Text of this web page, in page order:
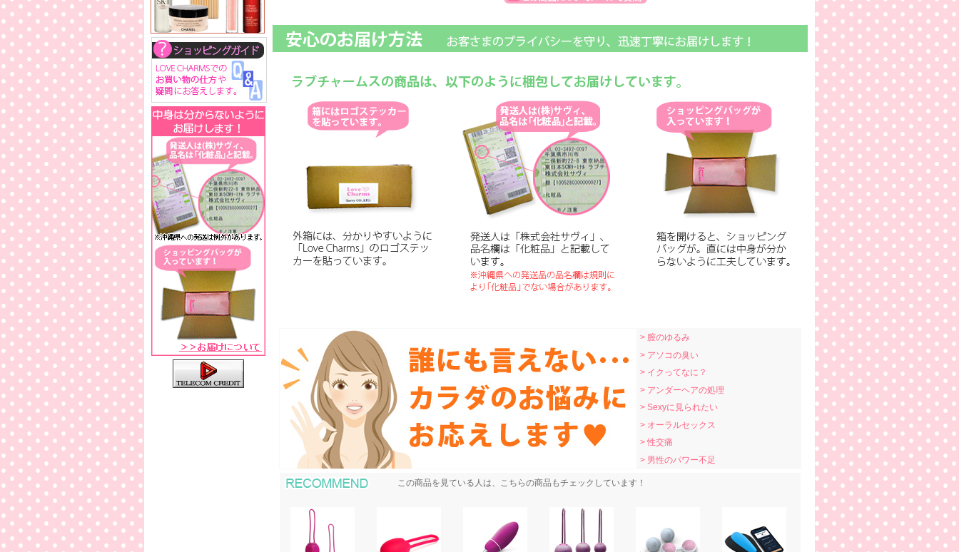
> 膣のゆるみ
> アソコの臭い
> イクってなに？
> アンダーヘアの処理
> Sexyに見られたい
> オーラルセックス
> 性交痛
> 男性のパワー不足
おすすめ商品
この商品を見ている人は、こちらの商品もチェックしています！